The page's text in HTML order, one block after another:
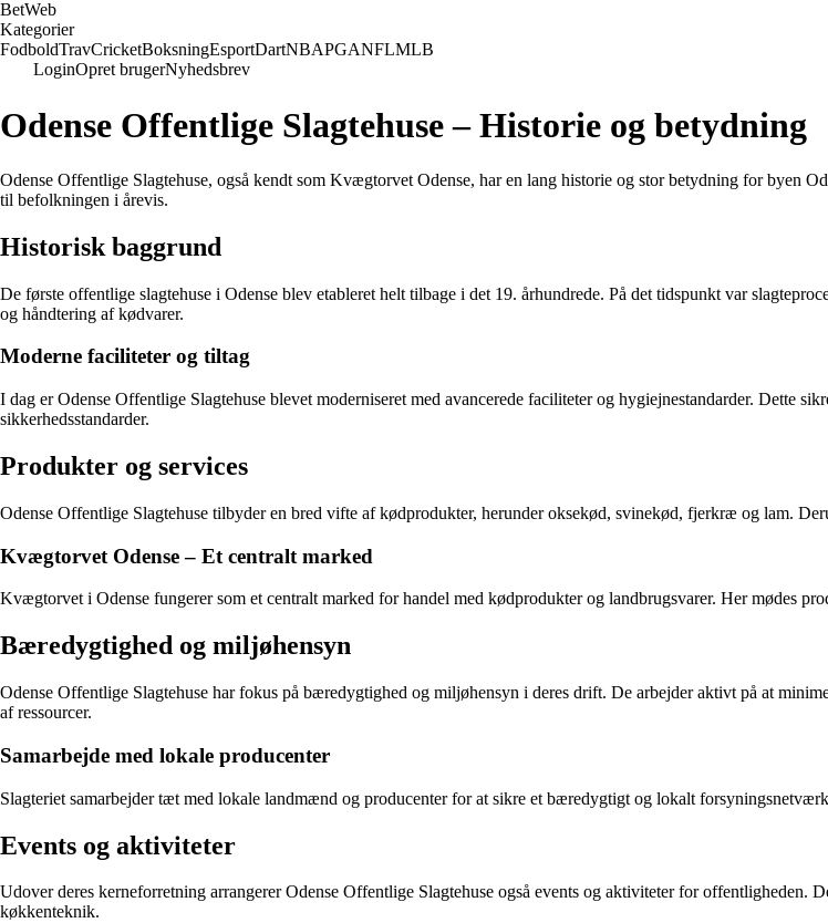
BetWeb
Kategorier
FodboldTravCricketBoksningEsportDartNBAPGANFLMLB
LoginOpret brugerNyhedsbrev
Odense Offentlige Slagtehuse – Historie og betydning
Odense Offentlige Slagtehuse, også kendt som Kvægtorvet Odense, har en lang historie og stor betydning for byen
til befolkningen i årevis.
Historisk baggrund
De første offentlige slagtehuse i Odense blev etableret helt tilbage i det 19. århundrede. På det tidspunkt var
og håndtering af kødvarer.
Moderne faciliteter og tiltag
I dag er Odense Offentlige Slagtehuse blevet moderniseret med avancerede faciliteter og hygiejnestandarder. Dette
sikkerhedsstandarder.
Produkter og services
Odense Offentlige Slagtehuse tilbyder en bred vifte af kødprodukter, herunder oksekød, svinekød, fjerkræ og lam.
Kvægtorvet Odense – Et centralt marked
Kvægtorvet i Odense fungerer som et centralt marked for handel med kødprodukter og landbrugsvarer. Her mødes
Bæredygtighed og miljøhensyn
Odense Offentlige Slagtehuse har fokus på bæredygtighed og miljøhensyn i deres drift. De arbejder aktivt på at
af ressourcer.
Samarbejde med lokale producenter
Slagteriet samarbejder tæt med lokale landmænd og producenter for at sikre et bæredygtigt og lokalt
Events og aktiviteter
Udover deres kerneforretning arrangerer Odense Offentlige Slagtehuse også events og aktiviteter for offentligheden.
køkkenteknik.